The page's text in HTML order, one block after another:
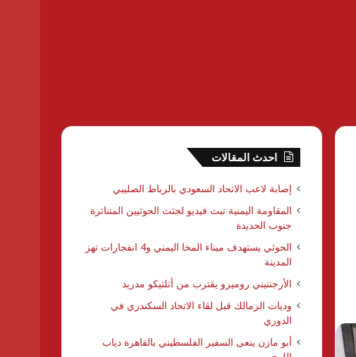
احدث المقالات
إصابة لاعب الاتحاد السعودي بالرباط الصليبي
المقاومة اليمنية تبث فيديو لجثث الحوثيين المتناثرة
جنوب الحديدة
الحوثي يستهدف ميناء المخا اليمني و4 انفجارات تهز
المدينة
الأرجنتيني روميرو يقترب من أتلتيكو مدريد
وديات الزمالك قبل لقاء الاتحاد السكندري في
الدوري
أبو مازن ينعى السفير الفلسطيني بالقاهرة دياب